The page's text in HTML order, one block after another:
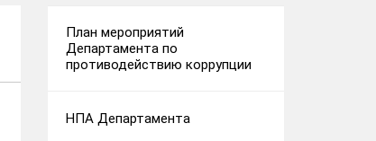
План мероприятий
Департамента по
противодействию коррупции
НПА Департамента